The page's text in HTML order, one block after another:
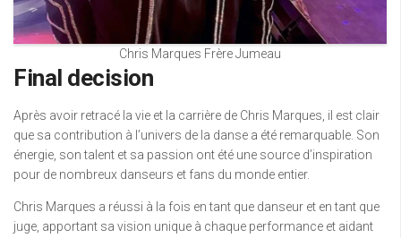
Chris Marques Frère Jumeau
Final decision
Après avoir retracé la vie et la carrière de Chris Marques, il est clair
que sa contribution à l’univers de la danse a été remarquable. Son
énergie, son talent et sa passion ont été une source d’inspiration
pour de nombreux danseurs et fans du monde entier.
Chris Marques a réussi à la fois en tant que danseur et en tant que
juge, apportant sa vision unique à chaque performance et aidant